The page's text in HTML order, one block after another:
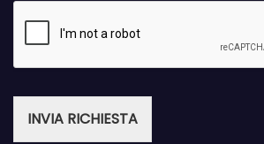
INVIA RICHIESTA